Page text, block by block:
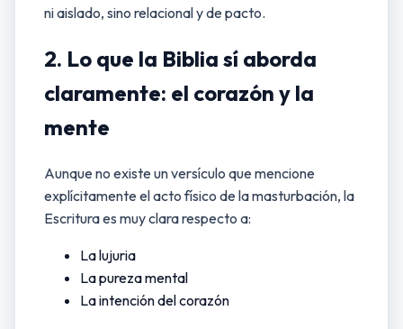
ni aislado, sino relacional y de pacto.
2. Lo que la Biblia sí aborda
claramente: el corazón y la
mente
Aunque no existe un versículo que mencione
explícitamente el acto físico de la masturbación, la
Escritura es muy clara respecto a:
La lujuria
La pureza mental
La intención del corazón